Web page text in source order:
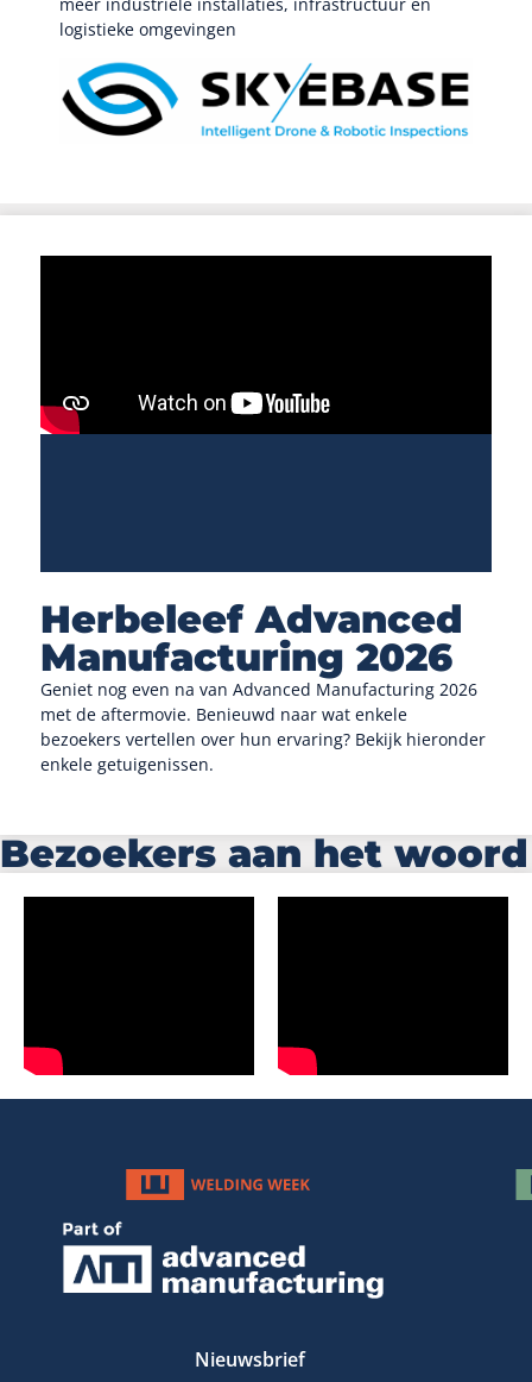
logistieke omgevingen
Herbeleef Advanced
Manufacturing 2026
Geniet nog even na van Advanced Manufacturing 2026
met de aftermovie. Benieuwd naar wat enkele
bezoekers vertellen over hun ervaring? Bekijk hieronder
enkele getuigenissen.
Bezoekers aan het woord
Nieuwsbrief